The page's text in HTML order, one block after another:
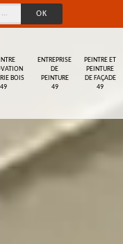
BOIS
49
ENTREPRISE
DE
PEINTURE
49
PEINTRE ET
PEINTURE
DE FAÇADE
49